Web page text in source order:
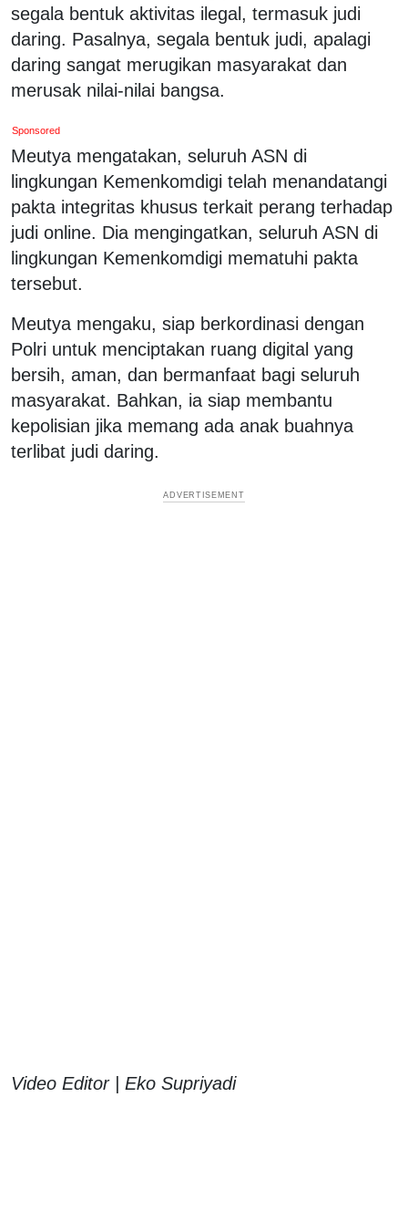
segala bentuk aktivitas ilegal, termasuk judi
daring. Pasalnya, segala bentuk judi, apalagi
daring sangat merugikan masyarakat dan
merusak nilai-nilai bangsa.
Sponsored
Meutya mengatakan, seluruh ASN di
lingkungan Kemenkomdigi telah menandatangi
pakta integritas khusus terkait perang terhadap
judi online. Dia mengingatkan, seluruh ASN di
lingkungan Kemenkomdigi mematuhi pakta
tersebut.
Meutya mengaku, siap berkordinasi dengan
Polri untuk menciptakan ruang digital yang
bersih, aman, dan bermanfaat bagi seluruh
masyarakat. Bahkan, ia siap membantu
kepolisian jika memang ada anak buahnya
terlibat judi daring.
Video Editor | Eko Supriyadi